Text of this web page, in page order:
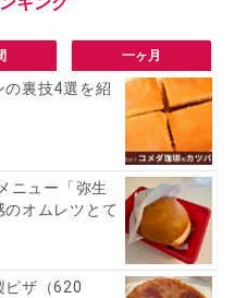
一ヶ月
の裏技4選を紹
ニュー「弥生
オムレツとて
ピザ（620